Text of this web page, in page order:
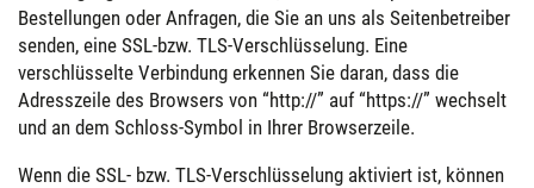
Bestellungen oder Anfragen, die Sie an uns als Seitenbetreiber
senden, eine SSL-bzw. TLS-Verschlüsselung. Eine
verschlüsselte Verbindung erkennen Sie daran, dass die
Adresszeile des Browsers von “http://” auf “https://” wechselt
und an dem Schloss-Symbol in Ihrer Browserzeile.
Wenn die SSL- bzw. TLS-Verschlüsselung aktiviert ist, können